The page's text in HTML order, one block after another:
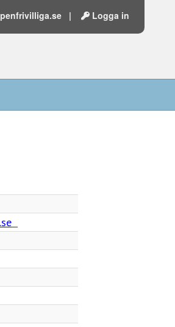
| Logga in